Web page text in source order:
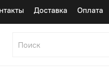
Доставка Оплата